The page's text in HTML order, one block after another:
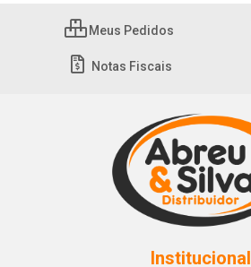
Meus Pedidos
Notas Fiscais
Institucional